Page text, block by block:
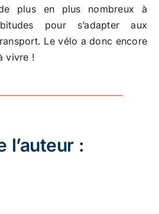
plus en plus nombreux à
pour s’adapter aux
Le vélo a donc encore
vivre !
l’auteur :